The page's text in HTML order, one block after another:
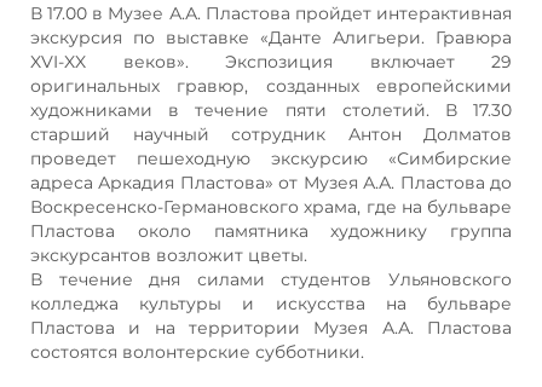
В 17.00 в Музее А.А. Пластова пройдет интерактивная
экскурсия по выставке «Данте Алигьери. Гравюра
XVI-XX веков». Экспозиция включает 29
оригинальных гравюр, созданных европейскими
художниками в течение пяти столетий. В 17.30
старший научный сотрудник Антон Долматов
проведет пешеходную экскурсию «Симбирские
адреса Аркадия Пластова» от Музея А.А. Пластова до
Воскресенско-Германовского храма, где на бульваре
Пластова около памятника художнику группа
экскурсантов возложит цветы.
В течение дня силами студентов Ульяновского
колледжа культуры и искусства на бульваре
Пластова и на территории Музея А.А. Пластова
состоятся волонтерские субботники.